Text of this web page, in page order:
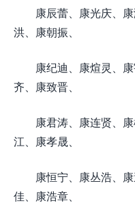
康辰蕾、康光庆、
洪、康朝振、
康纪迪、康煊灵、
齐、康致晋、
康君涛、康连贤、
江、康孝晟、
康恒宁、康丛浩、
佳、康浩章、